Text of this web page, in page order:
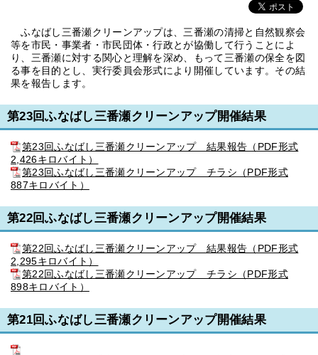
ふなばし三番瀬クリーンアップは、三番瀬の清掃と自然観察会
等を市民・事業者・市民団体・行政とが協働して行うことによ
り、三番瀬に対する関心と理解を深め、もって三番瀬の保全を図
る事を目的とし、実行委員会形式により開催しています。その結
果を報告します。
第23回ふなばし三番瀬クリーンアップ開催結果
第23回ふなばし三番瀬クリーンアップ 結果報告（PDF形式
2,426キロバイト）
第23回ふなばし三番瀬クリーンアップ チラシ（PDF形式
887キロバイト）
第22回ふなばし三番瀬クリーンアップ開催結果
第22回ふなばし三番瀬クリーンアップ 結果報告（PDF形式
2,295キロバイト）
第22回ふなばし三番瀬クリーンアップ チラシ（PDF形式
898キロバイト）
第21回ふなばし三番瀬クリーンアップ開催結果